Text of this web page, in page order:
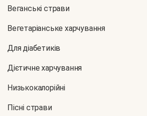
Веганські страви
Вегетаріанське харчування
Для діабетиків
Дієтичне харчування
Низькокалорійні
Пісні страви